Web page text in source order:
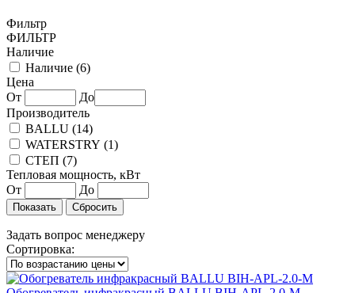
Фильтр
ФИЛЬТР
Наличие
Наличие (6)
Цена
От
До
Производитель
BALLU (14)
WATERSTRY (1)
СТЕП (7)
Тепловая мощность, кВт
От
До
Задать вопрос менеджеру
Сортировка: